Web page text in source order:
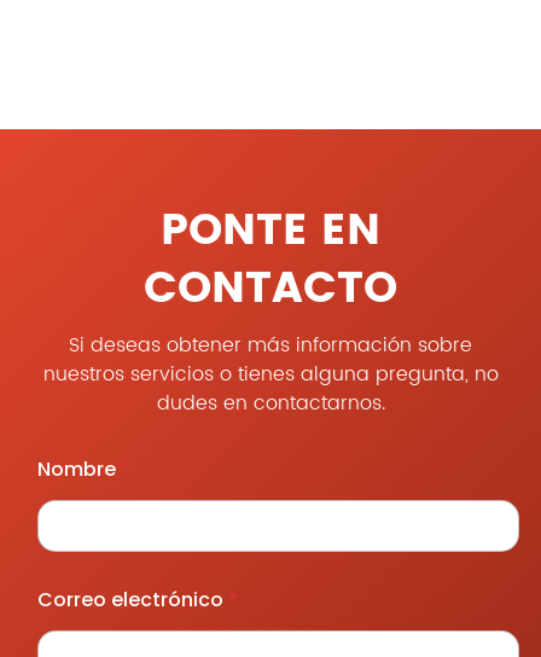
PONTE EN
CONTACTO
Si deseas obtener más información sobre
nuestros servicios o tienes alguna pregunta, no
dudes en contactarnos.
Nombre
Correo electrónico *